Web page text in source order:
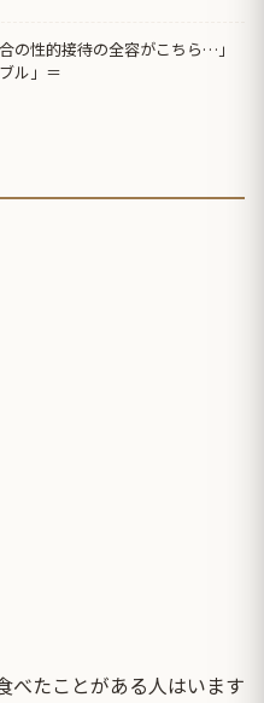
の性的接待の全容がこちら…」
ル」＝
べたことがある人はいます